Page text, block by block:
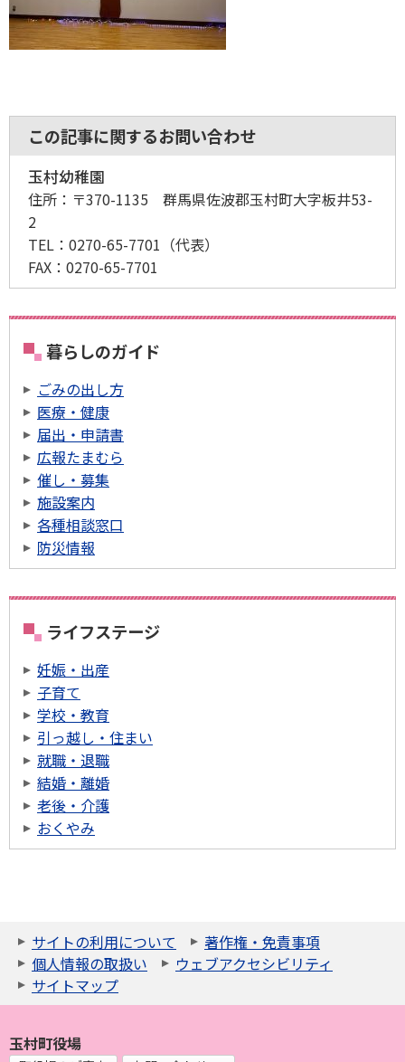
この記事に関するお問い合わせ
玉村幼稚園
住所： 〒370-1135 群馬県佐波郡玉村町大字板井53-
2
TEL： 0270-65-7701 （代表）
FAX： 0270-65-7701
暮らしのガイド
ごみの出し方
医療・健康
届出・申請書
広報たまむら
催し・募集
施設案内
各種相談窓口
防災情報
ライフステージ
妊娠・出産
子育て
学校・教育
引っ越し・住まい
就職・退職
結婚・離婚
老後・介護
おくやみ
サイトの利用について
著作権・免責事項
個人情報の取扱い
ウェブアクセシビリティ
サイトマップ
玉村町役場